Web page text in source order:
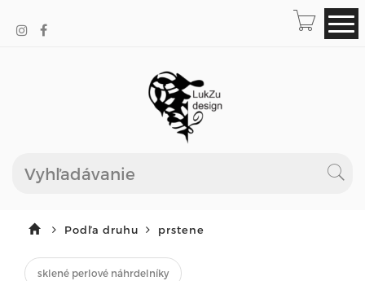
Podľa druhu prstene
sklené perlové náhrdelníky